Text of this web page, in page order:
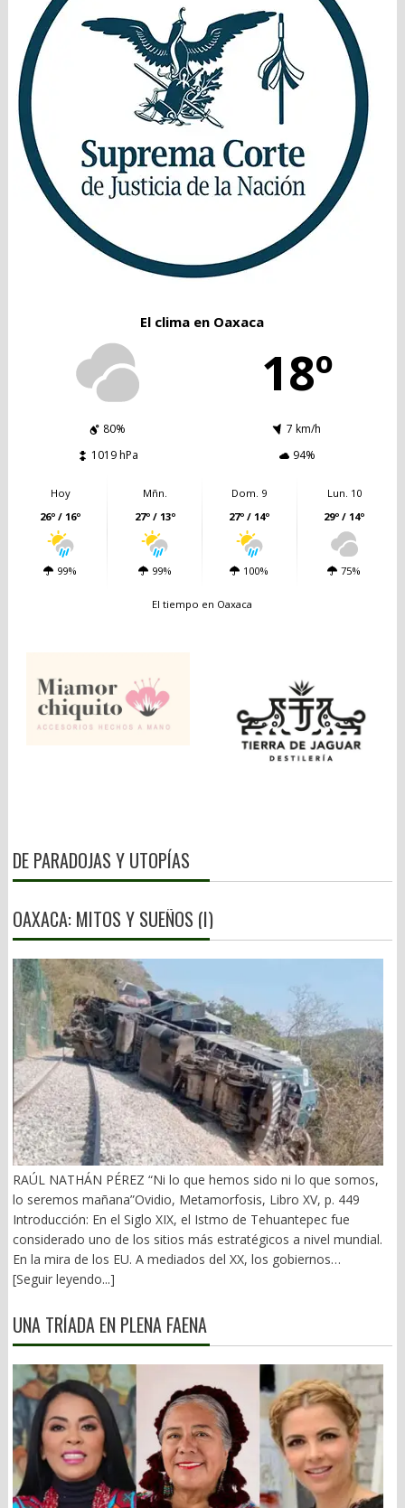
El clima en Oaxaca
18º
80%
7 km/h
1019 hPa
94%
Hoy
26º / 16º
99%
Mñn.
27º / 13º
99%
Dom. 9
27º / 14º
100%
Lun. 10
29º / 14º
75%
El tiempo en Oaxaca
DE PARADOJAS Y UTOPÍAS
OAXACA: MITOS Y SUEÑOS (I)
RAÚL NATHÁN PÉREZ “Ni lo que hemos sido ni lo que somos,
lo seremos mañana”Ovidio, Metamorfosis, Libro XV, p. 449
Introducción: En el Siglo XIX, el Istmo de Tehuantepec fue
considerado uno de los sitios más estratégicos a nivel mundial.
En la mira de los EU. A mediados del XX, los gobiernos
emanados del PRI iniciaron una serie de proyectos, todos
Transístmico, Proyecto Alfa-Omega, Plan Puebla-Panamá y
por la corrupción y la complicidad. Sobre la vieja vía inaugurada
por el general Porfirio Díaz (1907), se montaron nuevas vías. En
2026 sigue siendo un fiasco. 1).- La primera falacia Se ha dicho
que el Corredor Interoceánico del Istmo de Tehuantepec (CIIT),
competiría con el Canal de Panamá. Falso. Un ejemplo: Éste
movilizó en sus esclusas originales y ampliadas en 2025, 489.1
millones de toneladas de carga. En 2 años, el CIIT sólo movió
[Seguir leyendo...]
UNA TRÍADA EN PLENA FAENA